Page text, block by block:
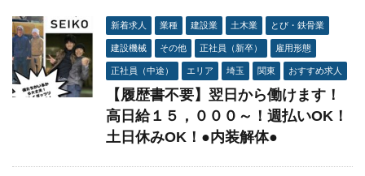
新着求人 業種 建設業 土木業 とび・鉄骨業
建設機械 その他 正社員（新卒） 雇用形態
正社員（中途） エリア 埼玉 関東 おすすめ求人
【履歴書不要】翌日から働けます！
高日給１５，０００～！週払いOK！
土日休みOK！●内装解体●